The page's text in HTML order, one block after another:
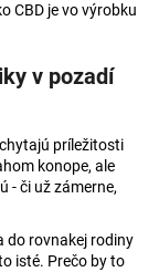
CBD je vo výrobku
v pozadí
príležitosti
konope, ale
- či už zámerne,
do rovnakej rodiny
isté. Prečo by to